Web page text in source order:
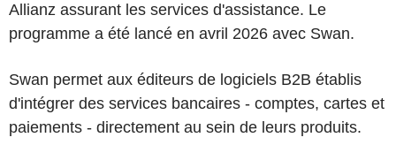
Allianz assurant les services d'assistance. Le
programme a été lancé en avril 2026 avec Swan.
Swan permet aux éditeurs de logiciels B2B établis
d'intégrer des services bancaires - comptes, cartes et
paiements - directement au sein de leurs produits.